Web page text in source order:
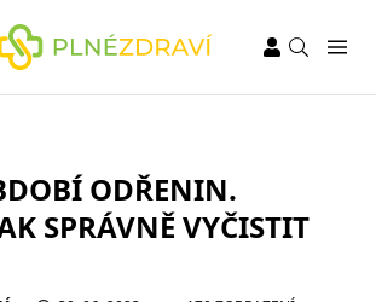
ODŘENIN.
SPRÁVNĚ VYČISTIT